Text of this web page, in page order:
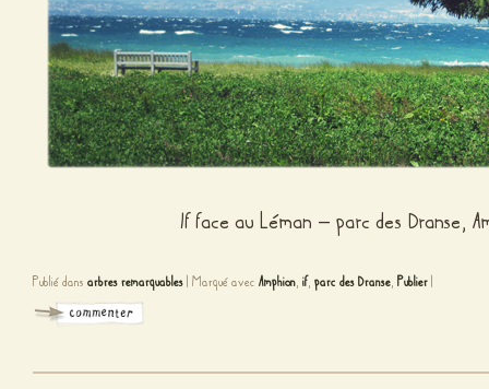
If face au Léman – parc des Dranse,
Publié dans arbres remarquables Marqué avec Amphion, if, parc des Dranse, Publier